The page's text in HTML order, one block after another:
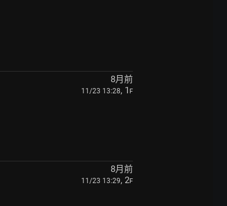
8月前
11/23 13:28, 1 F
8月前
11/23 13:29, 2F